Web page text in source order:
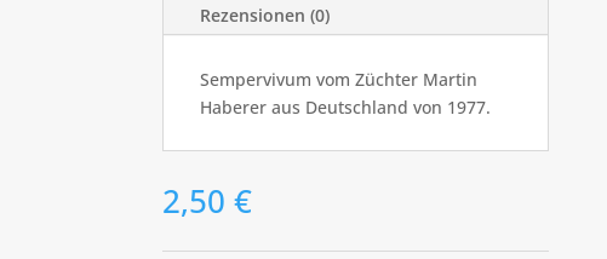
Rezensionen (0)
Sempervivum vom Züchter Martin
Haberer aus Deutschland von 1977.
2,50€